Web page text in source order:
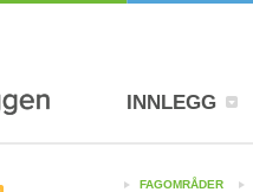
INNLEGG
FAGOMRÅDER